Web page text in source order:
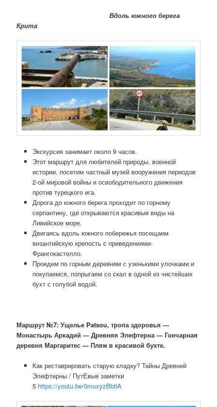
Вдоль южного берега
Крита
Экскурсия занимает около 9 часов.
Этот маршрут для любителей природы. военной
истории, посетим частный музей вооружения периодов
2-ой мировой войны и освободительного движения
против турецкого ига.
Дорога до южного берега проходит по горному
серпантину, где открываются красивые виды на
Ливийское море.
Двигаясь вдоль южного побережья посещаем
византийскую крепость с приведениями-
Франгокастелло.
Проедем по горным деревням с узенькими улочками и
покупаемся, попрыгаем со скал в одной из чистейших
бухт с голубой водой.
Маршрут №7: Ущелье Patsou, тропа здоровья —
Монастырь Аркадий — Древняя Элефтерна — Гончарная
деревня Маргаритес — Пляж в красивой бухте.
Как реставрировать старую кладку? Тайны Древней
Элефтерны / ПутЕвые заметки
5 https://youtu.be/0muxyzBbtlA